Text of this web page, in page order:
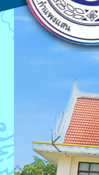
Previous